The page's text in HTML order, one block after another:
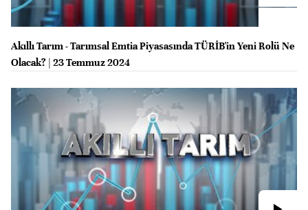
Akıllı Tarım - Tarımsal Emtia Piyasasında TÜRİB'in Yeni Rolü Ne
Olacak? | 23 Temmuz 2024